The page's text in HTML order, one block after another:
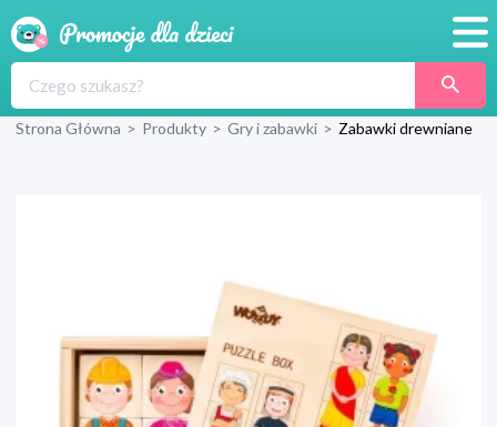
Produkty
Wyprawka
Strona Główna > Produkty > Gry i zabawki > Zabawki drewniane